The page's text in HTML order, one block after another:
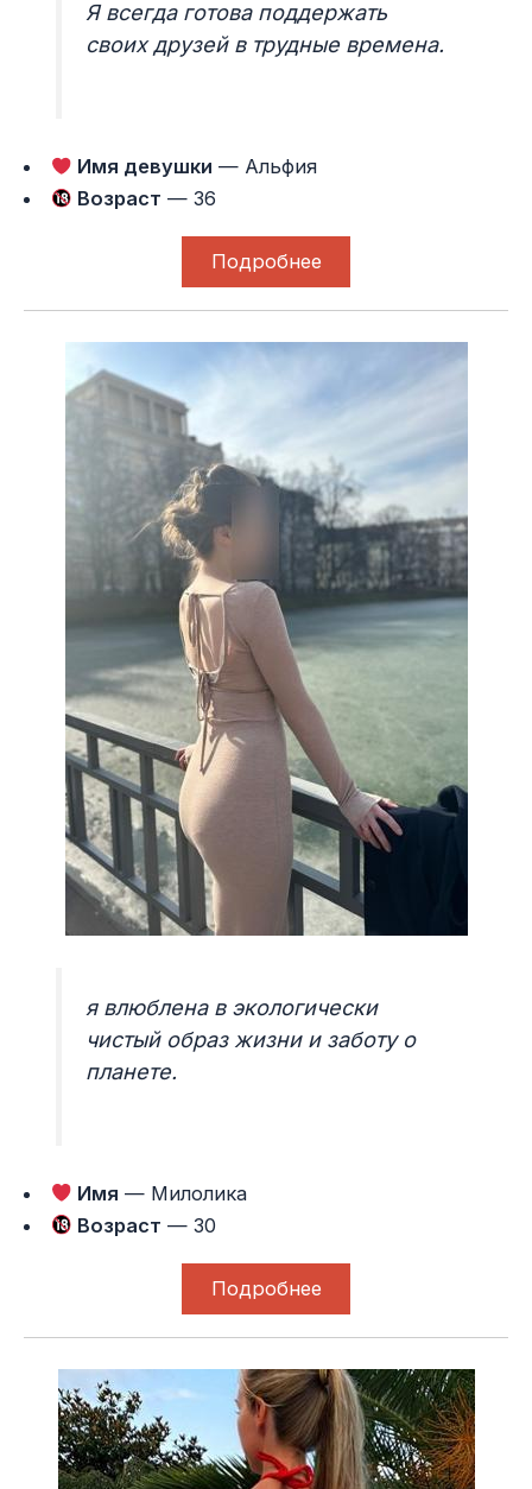
Я всегда готова поддержать
своих друзей в трудные времена.
Имя девушки — Альфия
Возраст — 36
Подробнее
я влюблена в экологически
чистый образ жизни и заботу о
планете.
Имя — Милолика
Возраст — 30
Подробнее